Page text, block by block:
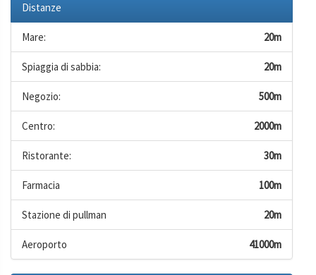
Distanze
Mare: 20m
Spiaggia di sabbia: 20m
Negozio: 500m
Centro: 2000m
Ristorante: 30m
Farmacia 100m
Stazione di pullman 20m
Aeroporto 41000m